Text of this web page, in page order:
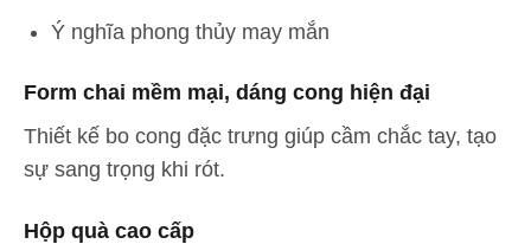
Ý nghĩa phong thủy may mắn
Form chai mềm mại, dáng cong hiện đại
Thiết kế bo cong đặc trưng giúp cầm chắc tay, tạo
sự sang trọng khi rót.
Hộp quà cao cấp